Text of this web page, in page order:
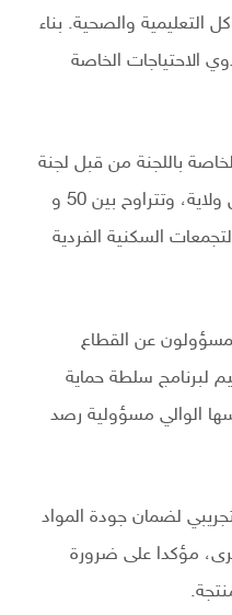
التعليمية والصحية. بناء
الاحتياجات الخاصة
باللجنة من قبل لجنة
الإدارة الفنية، التي أنشئت في كل ولاية، وتتراوح بين 50 و
السكنية الفردية
عن القطاع
لبرنامج سلطة حماية
الوالي مسؤولية رصد
لضمان جودة المواد
مؤكدا على ضرورة